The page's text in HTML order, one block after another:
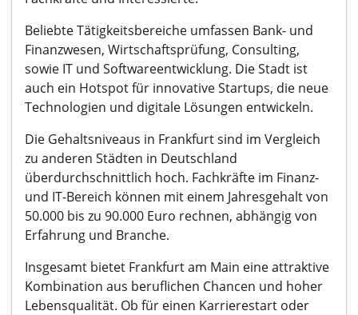
Beliebte Tätigkeitsbereiche umfassen Bank- und
Finanzwesen, Wirtschaftsprüfung, Consulting,
sowie IT und Softwareentwicklung. Die Stadt ist
auch ein Hotspot für innovative Startups, die neue
Technologien und digitale Lösungen entwickeln.
Die Gehaltsniveaus in Frankfurt sind im Vergleich
zu anderen Städten in Deutschland
überdurchschnittlich hoch. Fachkräfte im Finanz-
und IT-Bereich können mit einem Jahresgehalt von
50.000 bis zu 90.000 Euro rechnen, abhängig von
Erfahrung und Branche.
Insgesamt bietet Frankfurt am Main eine attraktive
Kombination aus beruflichen Chancen und hoher
Lebensqualität. Ob für einen Karrierestart oder